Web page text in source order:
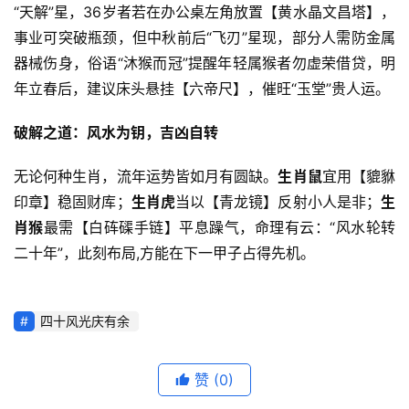
“天解”星，36岁者若在办公桌左角放置【黄水晶文昌塔】，
事业可突破瓶颈，但中秋前后“飞刃”星现，部分人需防金属
器械伤身，俗语“沐猴而冠”提醒年轻属猴者勿虚荣借贷，明
年立春后，建议床头悬挂【六帝尺】，催旺“玉堂”贵人运。
破解之道：风水为钥，吉凶自转
无论何种生肖，流年运势皆如月有圆缺。生肖鼠宜用【貔貅
印章】稳固财库； 生肖虎当以【青龙镜】反射小人是非； 生
肖猴最需【白砗磲手链】平息躁气，命理有云：“风水轮转
二十年”，此刻布局,方能在下一甲子占得先机。
四十风光庆有余
赞 (0)